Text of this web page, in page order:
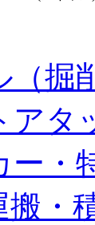
掘
アタ
ー・
搬・